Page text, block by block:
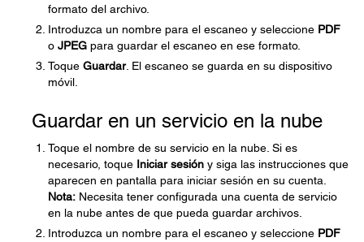
formato del archivo.
Introduzca un nombre para el escaneo y seleccione PDF
o JPEG para guardar el escaneo en ese formato.
Toque Guardar. El escaneo se guarda en su dispositivo
móvil.
Guardar en un servicio en la nube
Toque el nombre de su servicio en la nube. Si es
necesario, toque Iniciar sesión y siga las instrucciones que
aparecen en pantalla para iniciar sesión en su cuenta.
Nota: Necesita tener configurada una cuenta de servicio
en la nube antes de que pueda guardar archivos.
Introduzca un nombre para el escaneo y seleccione PDF